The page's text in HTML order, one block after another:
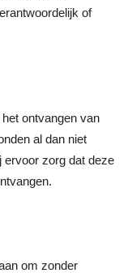
of
ontvangen van
al dan niet
ervoor zorg dat deze
om zonder